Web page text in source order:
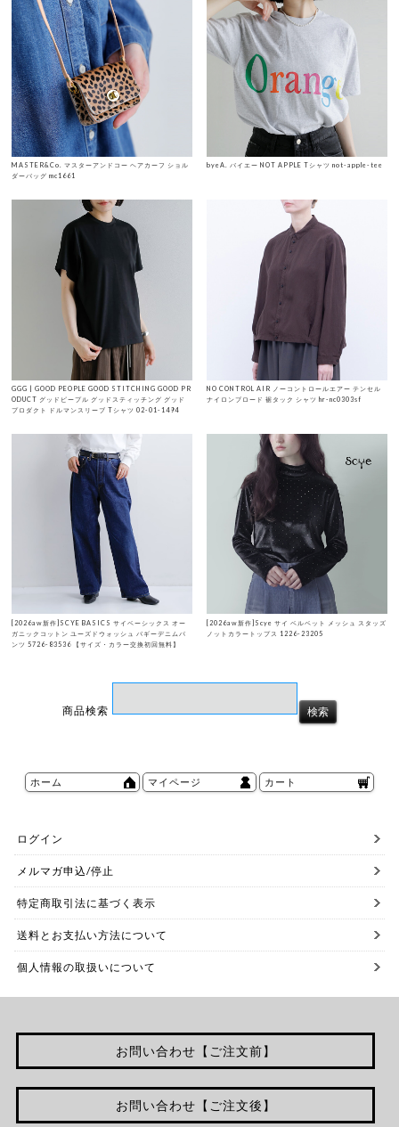
MASTER&Co. マスターアンドコー ヘアカーフ ショル
ダーバッグ mc1661
byeA. バイエー NOT APPLE Tシャツ not-apple-tee
GGG | GOOD PEOPLE GOOD STITCHING GOOD PR
ODUCT グッドピープル グッドスティッチング グッド
プロダクト ドルマンスリーブ Tシャツ 02-01-1494
NO CONTROL AIR ノーコントロールエアー テンセル
ナイロンブロード 裾タック シャツ hr-nc0303sf
[2026aw新作]SCYE BASICS サイベーシックス オー
ガニックコットン ユーズドウォッシュ バギーデニムパ
ンツ 5726-83536 【サイズ・カラー交換初回無料】
[2026aw新作]Scye サイ ベルベット メッシュ スタッズ
ノットカラートップス 1226-23205
商品検索
ホーム マイページ カート
ログイン
メルマガ申込/停止
特定商取引法に基づく表示
送料とお支払い方法について
個人情報の取扱いについて
お問い合わせ【ご注文前】
お問い合わせ【ご注文後】